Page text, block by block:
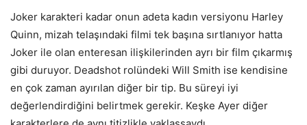
Joker karakteri kadar onun adeta kadın versiyonu Harley
Quinn, mizah telaşındaki filmi tek başına sırtlanıyor hatta
Joker ile olan enteresan ilişkilerinden ayrı bir film çıkarmış
gibi duruyor. Deadshot rolündeki Will Smith ise kendisine
en çok zaman ayırılan diğer bir tip. Bu süreyi iyi
değerlendirdiğini belirtmek gerekir. Keşke Ayer diğer